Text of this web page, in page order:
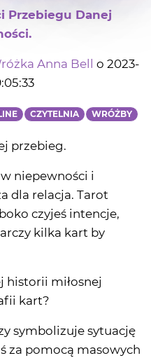
Przebiegu Danej
Anna Bell
o 2023-
CZYTELNIA WRÓŻBY
przebieg.
niepewności i
dla relacja. Tarot
czyjeś intencje,
kilka kart by
historii miłosnej
kart?
symbolizuje sytuację
za pomocą masowych